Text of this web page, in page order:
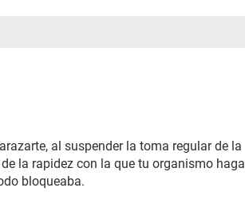
al suspender la toma regular de la
la rapidez con la que tu organismo haga
bloqueaba.